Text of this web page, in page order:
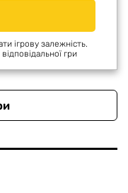
ігрову залежність.
гри